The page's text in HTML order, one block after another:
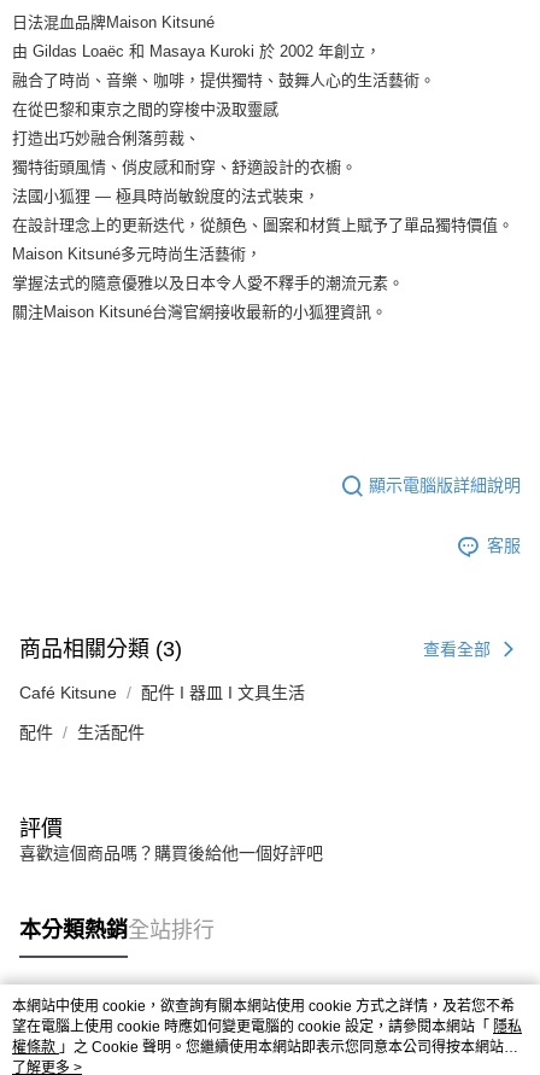
日法混血品牌Maison Kitsuné
由 Gildas Loaëc 和 Masaya Kuroki 於 2002 年創立，
融合了時尚、音樂、咖啡，提供獨特、鼓舞人心的生活藝術。
在從巴黎和東京之間的穿梭中汲取靈感
打造出巧妙融合俐落剪裁、
獨特街頭風情、俏皮感和耐穿、舒適設計的衣櫥。
法國小狐狸 — 極具時尚敏銳度的法式裝束，
在設計理念上的更新迭代，從顏色、圖案和材質上賦予了單品獨特價值。
Maison Kitsuné多元時尚生活藝術，
掌握法式的隨意優雅以及日本令人愛不釋手的潮流元素。
關注Maison Kitsuné台灣官網接收最新的小狐狸資訊。
顯示電腦版詳細說明
客服
商品相關分類 (3) 查看全部
Café Kitsune 配件 I 器皿 I 文具生活
配件 生活配件
評價
喜歡這個商品嗎？購買後給他一個好評吧
本分類熱銷全站排行
熱門標籤
本網站中使用 cookie，欲查詢有關本網站使用 cookie 方式之詳情，及若您不希
望在電腦上使用 cookie 時應如何變更電腦的 cookie 設定，請參閱本網站「 隱私
權條款 」之 Cookie 聲明。您繼續使用本網站即表示您同意本公司得按本網站使
用條款之 Cookie 聲明使用 cookie。
了解更多 >